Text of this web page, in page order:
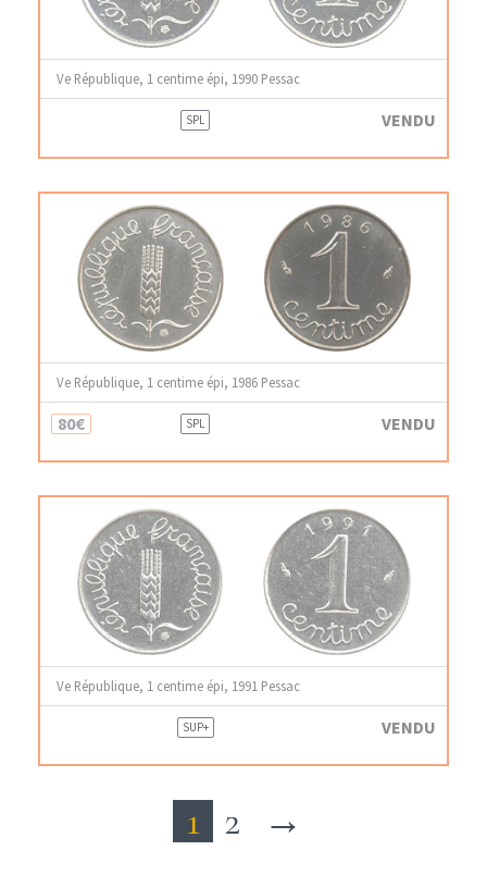
Ve République, 1 centime épi, 1990 Pessac
SPL VENDU
Ve République, 1 centime épi, 1986 Pessac
80€ SPL VENDU
Ve République, 1 centime épi, 1991 Pessac
SUP+ VENDU
1 2 →